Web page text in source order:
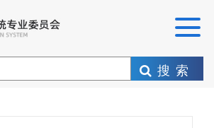
搜索